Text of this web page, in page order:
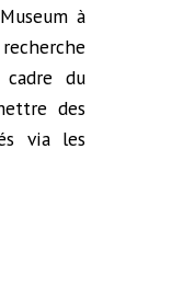
à
du
des
via les